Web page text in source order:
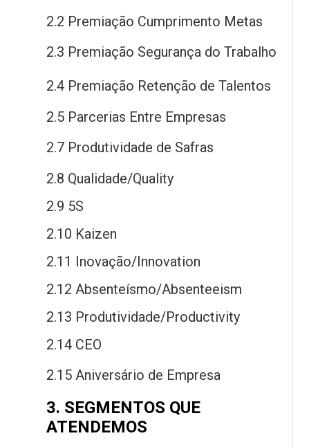
2.2 Premiação Cumprimento Metas
2.3 Premiação Segurança do Trabalho
2.4 Premiação Retenção de Talentos
2.5 Parcerias Entre Empresas
2.7 Produtividade de Safras
2.8 Qualidade/Quality
2.9 5S
2.10 Kaizen
2.11 Inovação/Innovation
2.12 Absenteísmo/Absenteeism
2.13 Produtividade/Productivity
2.14 CEO
2.15 Aniversário de Empresa
3. SEGMENTOS QUE
ATENDEMOS